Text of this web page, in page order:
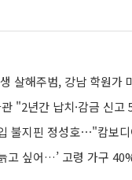
고 싶어…’ 고령 가구